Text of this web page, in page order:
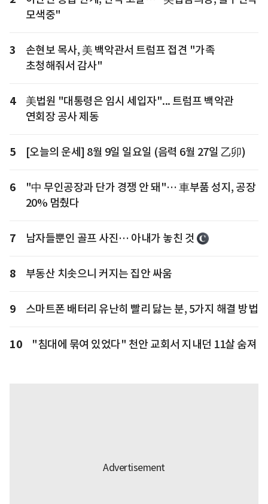
모색중"
3
손현보 목사, 美 백악관서 트럼프 접견 "가족
초청해줘서 감사"
4
美법원 "대통령은 임시 세입자"... 트럼프 백악관
연회장 공사 제동
5 [오늘의 운세] 8월 9일 일요일 (음력 6월 27일 乙卯)
6
"中 무인공장과 단가 경쟁 안 돼"… 車부품 성지, 공장
20% 멈췄다
7 남자들뿐인 골프 사진… 아내가 놓친 것
8 부동산 치솟으니 커지는 집안 싸움
9 스마트폰 배터리 유난히 빨리 닳는 분, 5가지 해결 방법
10 "침대에 묶여 있었다" 천안 교회서 지내던 11살 숨져